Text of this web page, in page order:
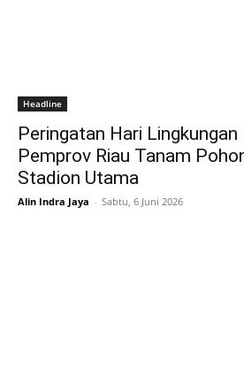
Headline
Peringatan Hari Lingkungan
Pemprov Riau Tanam
Stadion Utama
Alin Indra Jaya - Sabtu, 6 Juni 2026